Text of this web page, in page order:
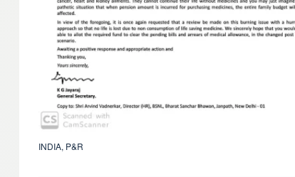
INDIA, P&R